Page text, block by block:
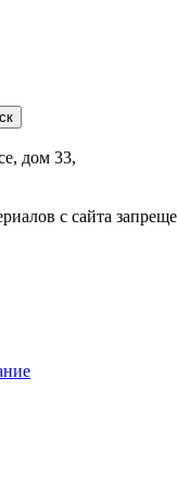
дом 33,
с сайта